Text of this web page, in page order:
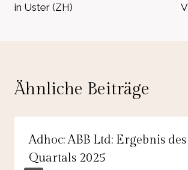
in Uster (ZH)
Ähnliche Beiträge
Adhoc: ABB Ltd: Ergebnis des
Quartals 2025